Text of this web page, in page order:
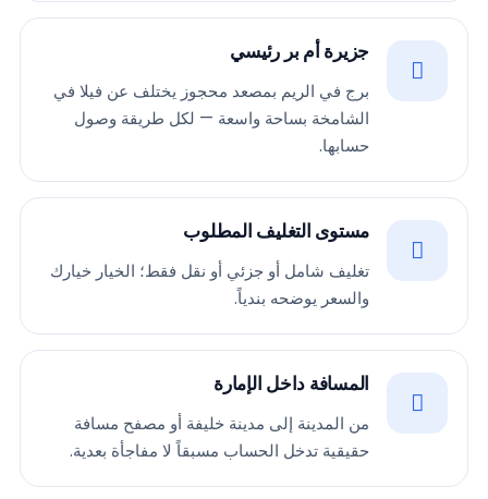
جزيرة أم بر رئيسي
برج في الريم بمصعد محجوز يختلف عن فيلا في
الشامخة بساحة واسعة — لكل طريقة وصول
حسابها.
مستوى التغليف المطلوب
تغليف شامل أو جزئي أو نقل فقط؛ الخيار خيارك
والسعر يوضحه بندياً.
المسافة داخل الإمارة
من المدينة إلى مدينة خليفة أو مصفح مسافة
حقيقية تدخل الحساب مسبقاً لا مفاجأة بعدية.